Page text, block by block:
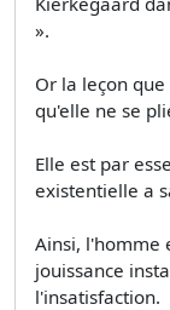
».
Or la leçon
qu'elle ne se
Elle est par
existentielle a
Ainsi, l'homme
jouissance
l'insatisfaction.